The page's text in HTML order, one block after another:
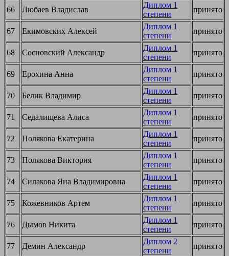
66 Любаев Владислав
Диплом 1
степени
принято
67 Екимовских Алексей
Диплом 1
степени
принято
68 Сосновский Александр
Диплом 1
степени
принято
69 Ерохина Анна
Диплом 1
степени
принято
70 Белик Владимир
Диплом 1
степени
принято
71 Седалищева Алиса
Диплом 1
степени
принято
72 Полякова Екатерина
Диплом 1
степени
принято
73 Полякова Виктория
Диплом 1
степени
принято
74 Силакова Яна Владимировна
Диплом 1
степени
принято
75 Кожевников Артем
Диплом 1
степени
принято
76 Дымов Никита
Диплом 1
степени
принято
77 Демин Александр
Диплом 2
степени
принято